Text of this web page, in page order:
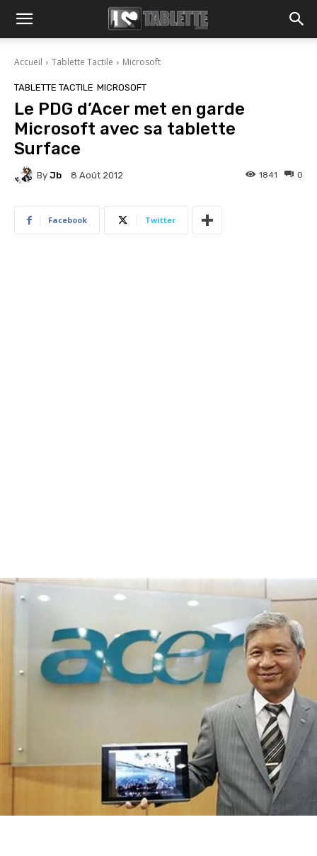
Accueil Tablette Tactile Microsoft
TABLETTE TACTILE MICROSOFT
Le PDG d’Acer met en garde
Microsoft avec sa tablette
Surface
By Jb 8 Août 2012 0
1841
Facebook Twitter